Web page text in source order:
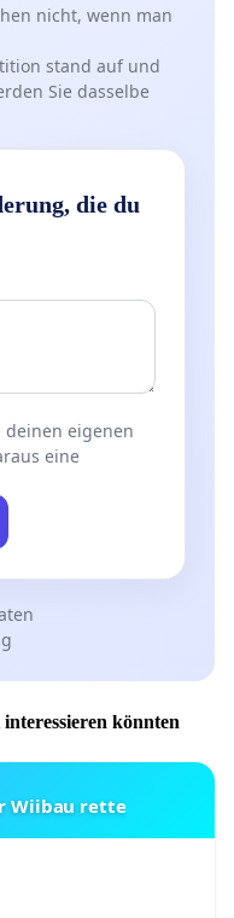
nicht, wenn man
stand auf und
Sie dasselbe
die du
deinen eigenen
eine
könnten
Wiibau rette